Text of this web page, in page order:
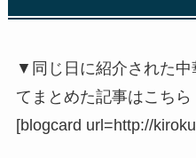
▼同じ日に紹介された中
てまとめた記事はこちら
[blogcard url=http://